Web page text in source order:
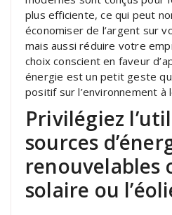
plus efficiente, ce qui peut
économiser de l’argent sur
mais aussi réduire votre
choix conscient en faveur
énergie est un petit geste
positif sur l’environnement à
Privilégiez
sources
renouvelables
solaire ou